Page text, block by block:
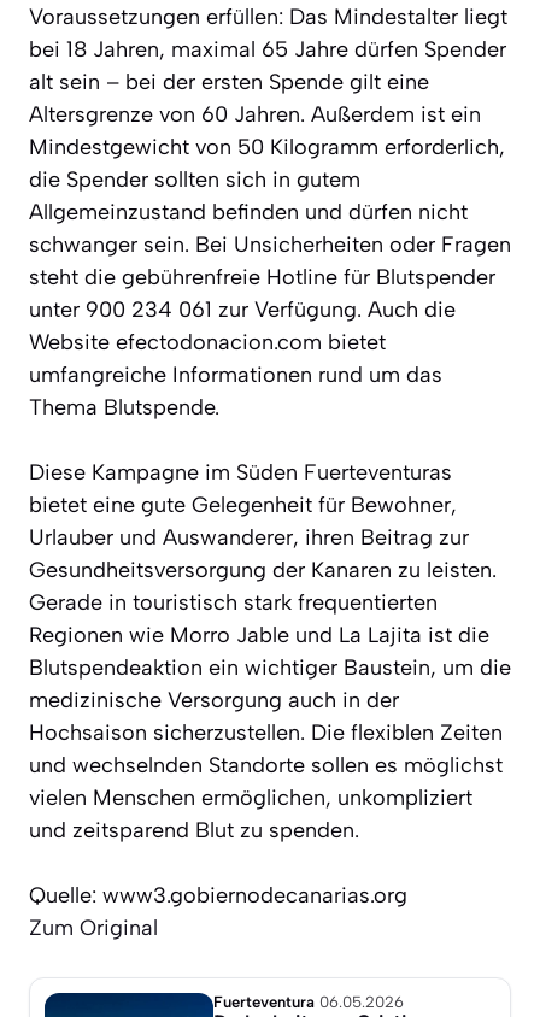
Voraussetzungen erfüllen: Das Mindestalter liegt
bei 18 Jahren, maximal 65 Jahre dürfen Spender
alt sein – bei der ersten Spende gilt eine
Altersgrenze von 60 Jahren. Außerdem ist ein
Mindestgewicht von 50 Kilogramm erforderlich,
die Spender sollten sich in gutem
Allgemeinzustand befinden und dürfen nicht
schwanger sein. Bei Unsicherheiten oder Fragen
steht die gebührenfreie Hotline für Blutspender
unter 900 234 061 zur Verfügung. Auch die
Website efectodonacion.com bietet
umfangreiche Informationen rund um das
Thema Blutspende.
Diese Kampagne im Süden Fuerteventuras
bietet eine gute Gelegenheit für Bewohner,
Urlauber und Auswanderer, ihren Beitrag zur
Gesundheitsversorgung der Kanaren zu leisten.
Gerade in touristisch stark frequentierten
Regionen wie Morro Jable und La Lajita ist die
Blutspendeaktion ein wichtiger Baustein, um die
medizinische Versorgung auch in der
Hochsaison sicherzustellen. Die flexiblen Zeiten
und wechselnden Standorte sollen es möglichst
vielen Menschen ermöglichen, unkompliziert
und zeitsparend Blut zu spenden.
Quelle: www3.gobiernodecanarias.org
Zum Original
Fuerteventura 06.05.2026